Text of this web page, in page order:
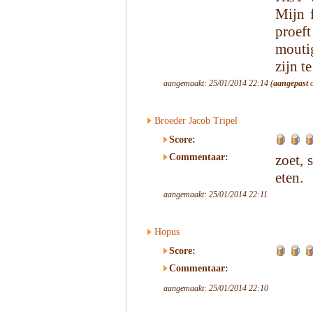
Mijn
zijn
aangemaakt: 25/01/2014 22:14 (aangepast
Broeder Jacob Tripel
Score:
Commentaar:
zoet,
eten.
aangemaakt: 25/01/2014 22:11
Hopus
Score:
Commentaar:
aangemaakt: 25/01/2014 22:10